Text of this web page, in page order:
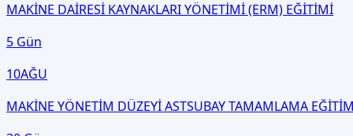
MAKİNE DAİRESİ KAYNAKLARI YÖNETİMİ (ERM) EĞİTİMİ
5 Gün
10AĞU
MAKİNE YÖNETİM DÜZEYİ ASTSUBAY TAMAMLAMA